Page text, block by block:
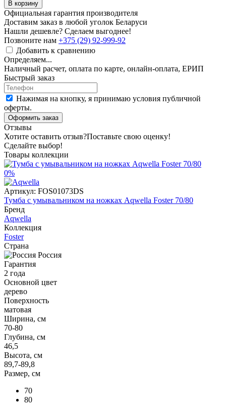
В корзину
Официальная гарантия производителя
Доставим заказ в любой уголок Беларуси
Нашли дешевле? Сделаем выгоднее!
Позвоните нам +375 (29) 92-999-92
Добавить к сравнению
Определяем...
Наличный расчет, оплата по карте, онлайн-оплата, ЕРИП
Быстрый заказ
Нажимая на кнопку, я принимаю условия публичной
оферты.
Оформить заказ
Отзывы
Хотите оставить отзыв?Поставьте свою оценку!
Сделайте выбор!
Товары коллекции
0%
Артикул: FOS01073DS
Тумба с умывальником на ножках Aqwella Foster 70/80
Бренд
Aqwella
Коллекция
Foster
Страна
Россия
Гарантия
2 года
Основной цвет
дерево
Поверхность
матовая
Ширина, см
70-80
Глубина, см
46,5
Высота, см
89,7-89,8
Размер, см
70
80